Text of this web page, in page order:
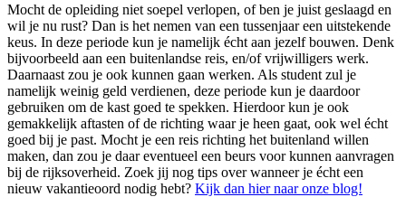
Mocht de opleiding niet soepel verlopen, of ben je juist geslaagd en
wil je nu rust? Dan is het nemen van een tussenjaar een uitstekende
keus. In deze periode kun je namelijk écht aan jezelf bouwen. Denk
bijvoorbeeld aan een buitenlandse reis, en/of vrijwilligers werk.
Daarnaast zou je ook kunnen gaan werken. Als student zul je
namelijk weinig geld verdienen, deze periode kun je daardoor
gebruiken om de kast goed te spekken. Hierdoor kun je ook
gemakkelijk aftasten of de richting waar je heen gaat, ook wel écht
goed bij je past. Mocht je een reis richting het buitenland willen
maken, dan zou je daar eventueel een beurs voor kunnen aanvragen
bij de rijksoverheid. Zoek jij nog tips over wanneer je écht een
nieuw vakantieoord nodig hebt? Kijk dan hier naar onze blog!